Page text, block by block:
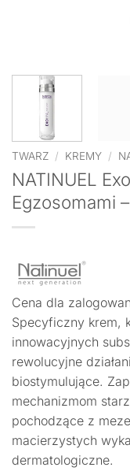
TWARZ / KREMY /
NATINUEL
Egzosomami
Cena dla
Specyficzny krem,
innowacyjnych
rewolucyjne
biostymulujące.
mechanizmom
pochodzące z
macierzystych
dermatologiczne.